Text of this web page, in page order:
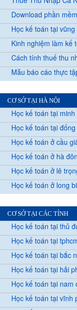
Download phần
Học kế toán tại vũng
Kinh nghiệm làm kế
Cách tính thuế thu
Mẫu báo cáo thực
CƠ SỞ TẠI HÀ NỘI
Học kế toán tại minh
Học kế toán tại
Học kế toán ở cầu
Học kế toán ở hà
Học kế toán ở lê
Học kế toán ở long
CƠ SỞ TẠI CÁC TỈNH
Học kế toán tại thủ
Học kế toán tại
Học kế toán tại bắc
Học kế toán tại hải
Học kế toán tại nam
Học kế toán tại vĩnh